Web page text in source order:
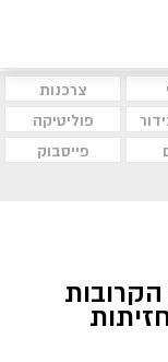
צרכנות
פוליטיקה
פייסבוק